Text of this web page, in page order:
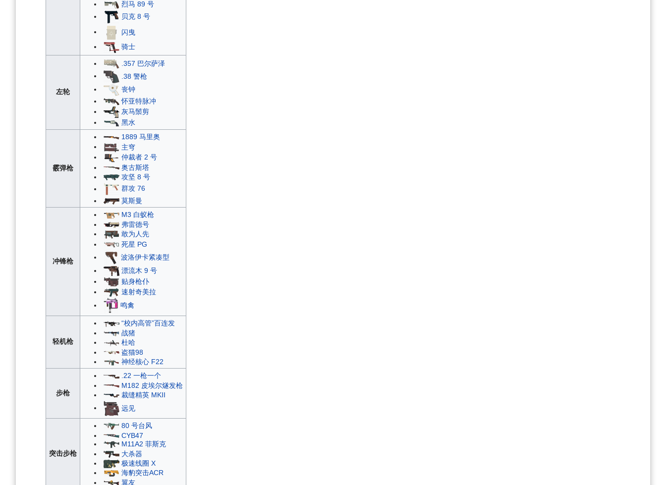
烈马 89 号
贝克 8 号
闪曳
骑士
左轮
.357 巴尔萨泽
.38 警枪
丧钟
怀亚特脉冲
灰马鬃剪
黑水
霰弹枪
1889 马里奥
主穹
仲裁者 2 号
奥古斯塔
攻坚 8 号
群攻 76
莫斯曼
冲锋枪
M3 白蚁枪
弗雷德号
敢为人先
死星 PG
波洛伊卡紧凑型
漂流木 9 号
贴身枪仆
速射奇美拉
鸣禽
轻机枪
“校内高管”百连发
战猪
杜哈
盗猫98
神经核心 F22
步枪
.22 一枪一个
M182 皮埃尔燧发枪
裁缝精英 MKII
远见
突击步枪
80 号台风
CYB47
M11A2 菲斯克
大杀器
极速线圈 X
海豹突击ACR
翼友